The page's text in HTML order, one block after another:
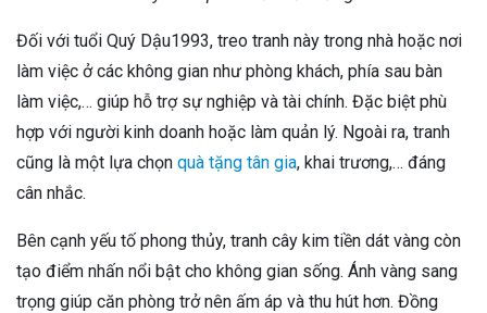
Đối với tuổi Quý Dậu1993, treo tranh này trong nhà hoặc nơi
làm việc ở các không gian như phòng khách, phía sau bàn
làm việc,… giúp hỗ trợ sự nghiệp và tài chính. Đặc biệt phù
hợp với người kinh doanh hoặc làm quản lý. Ngoài ra, tranh
cũng là một lựa chọn quà tặng tân gia, khai trương,… đáng
cân nhắc.
Bên cạnh yếu tố phong thủy, tranh cây kim tiền dát vàng còn
tạo điểm nhấn nổi bật cho không gian sống. Ánh vàng sang
trọng giúp căn phòng trở nên ấm áp và thu hút hơn. Đồng